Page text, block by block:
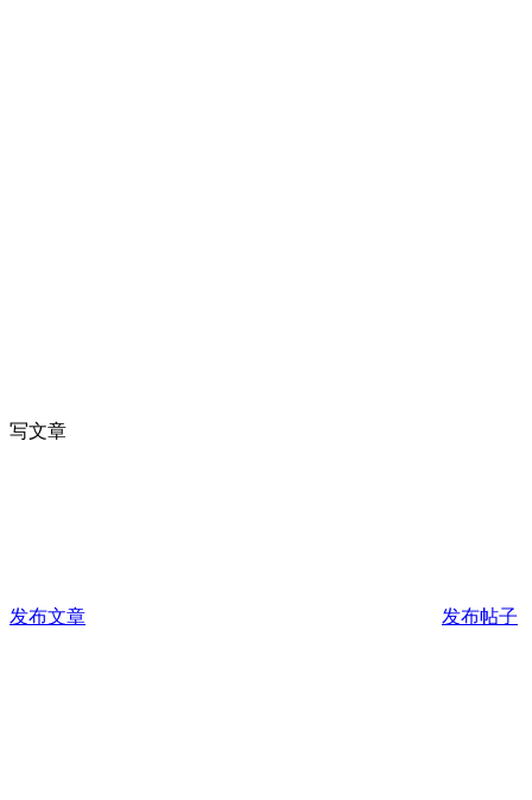
写文章
发布文章 发布帖子